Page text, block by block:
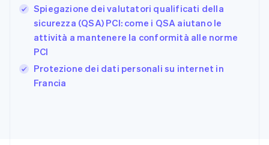
Spiegazione dei valutatori qualificati della
sicurezza (QSA) PCI: come i QSA aiutano le
attività a mantenere la conformità alle norme
PCI
Protezione dei dati personali su internet in
Francia
Giappone
日本語 English
English
Grecia
English
India